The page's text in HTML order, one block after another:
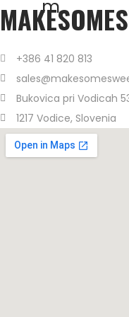
m
+386 41 820 813
Bukovica pri Vodicah
1217 Vodice, Slovenia